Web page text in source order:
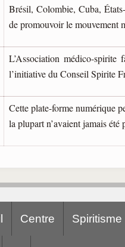
Brésil, Colombie, Cuba,
de promouvoir le mouvement
L’Association médico-
l’initiative du Conseil Spirite
Cette plate-forme numérique
la plupart n’avaient jamais été
Centre Spiritisme